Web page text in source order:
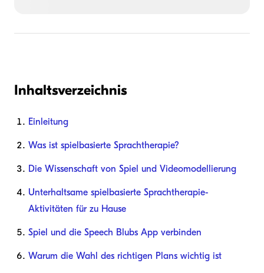
Inhaltsverzeichnis
Einleitung
Was ist spielbasierte Sprachtherapie?
Die Wissenschaft von Spiel und Videomodellierung
Unterhaltsame spielbasierte Sprachtherapie-
Aktivitäten für zu Hause
Spiel und die Speech Blubs App verbinden
Warum die Wahl des richtigen Plans wichtig ist